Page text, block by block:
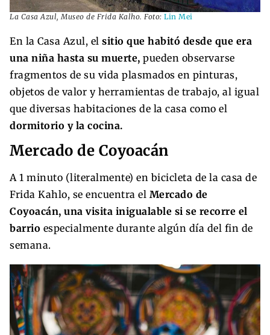
La Casa Azul, Museo de Frida Kalho. Foto: Lin Mei
En la Casa Azul, el sitio que habitó desde que era
una niña hasta su muerte, pueden observarse
fragmentos de su vida plasmados en pinturas,
objetos de valor y herramientas de trabajo, al igual
que diversas habitaciones de la casa como el
dormitorio y la cocina.
Mercado de Coyoacán
A 1 minuto (literalmente) en bicicleta de la casa de
Frida Kahlo, se encuentra el Mercado de
Coyoacán, una visita inigualable si se recorre el
barrio especialmente durante algún día del fin de
semana.